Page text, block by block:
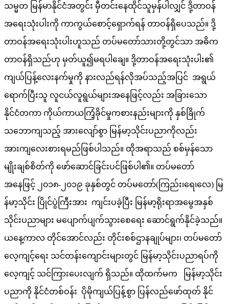
သမ္မတ မြန်မာနိုင်ငံအတွင်း မှီတင်းနေထိုင်သူမှန်ပါလျှင် ဒို့တာဝန်
အရေးသုံးပါးကို ကာကွယ်စောင့်ရှောက်ရန် တာဝန်ရှိပေသည်။ ဒို့
တာဝန်အရေးသုံးပါးဟူသည် တပ်မတော်သားတို့တွင်သာ အဓိက
တာဝန်ရှိသည်ဟု မှတ်ယူ၍မရပါချေ။ ဒို့တာဝန်အရေးသုံးပါး၏
ကျယ်ပြန့်လေးနက်မှုကို နားလည်ရန်လိုအပ်သည့်အပြင် အရွယ်
ရောက်ပြီးသူ လူငယ်လူရွယ်များအနေဖြင့်လည်း အခြားသော
နိုင်ငံတကာ ကိုယ်ကာယကြံ့ခိုင်မှုကစားနည်းများကို နှစ်ခြိုက်
သဘောကျသည့် အားလျော်စွာ မြန်မာ့သိုင်းပညာကိုလည်း
အားကျလေးစားရမည်ဖြစ်ပါသည်။ ထိုအရာသည် စစ်မှန်သော
မျိုးချစ်စိတ်ကို ဖော်ဆောင်ခြင်းပင်ဖြစ်ပါ၏။ တပ်မတော်
အနေဖြင့် ၂၀၁၈-၂၀၁၉ ခုနှစ်တွင် တပ်မတော်(ကြည်း၊ရေ၊လေ) မြ
န်မာ့သိုင်း ပြိုင်ပွဲကြီးအား ကျင်းပခဲ့ပြီး မြန်မာ့ရိုးရာအမွေအနှစ်
သိုင်းပညာများ မပျောက်ပျက်သွားစေရေး ဆောင်ရွက်နိုင်ခဲ့သည်။
ယနေ့ကာလ တိုင်အောင်လည်း တိုင်းစစ်ဌာနချုပ်များ၊ တပ်မတော်
လေ့ကျင့်ရေး သင်တန်းကျောင်းများတွင် မြန်မာ့သိုင်းပညာရပ်ကို
လေ့ကျင့် သင်ကြားပေးလျက် ရှိသည်။ ထိုထက်မက မြန်မာ့သိုင်း
ပညာကို နိုင်ငံတစ်ဝန်း ပိုမိုကျယ်ပြန့်စွာ ပြန်လည်ဖော်ထုတ် နိုင်